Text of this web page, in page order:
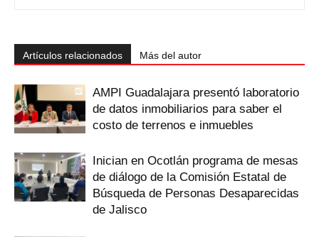
Artículos relacionados Más del autor
AMPI Guadalajara presentó laboratorio
de datos inmobiliarios para saber el
costo de terrenos e inmuebles
Inician en Ocotlán programa de mesas
de diálogo de la Comisión Estatal de
Búsqueda de Personas Desaparecidas
de Jalisco